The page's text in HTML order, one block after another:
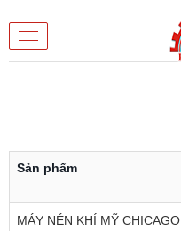
Toggle
navigation
Sản phẩm
MÁY NÉN KHÍ MỸ CHICAGO